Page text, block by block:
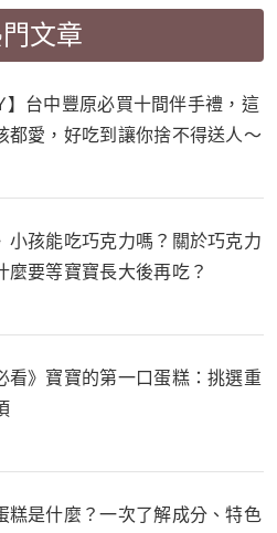
文章
】台中豐原必買十間伴手禮，這
都愛，好吃到讓你捨不得送人～
小孩能吃巧克力嗎？關於巧克力
麼要等寶寶長大後再吃？
看》寶寶的第一口蛋糕：挑選重
糕是什麼？一次了解成分、特色